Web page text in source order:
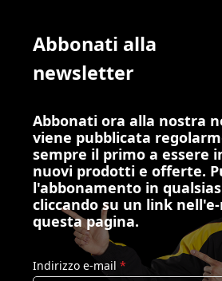
Abbonati alla
newsletter
Abbonati ora alla nostra
viene pubblicata
sempre il primo a essere
nuovi prodotti e offerte.
l'abbonamento in
cliccando su un link
questa pagina.
Indirizzo e-mail *